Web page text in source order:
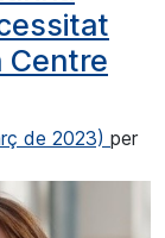
Centre
de 2023) per